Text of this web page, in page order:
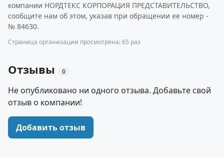
компании НОРДТЕКС КОРПОРАЦИЯ ПРЕДСТАВИТЕЛЬСТВО,
сообщите нам об этом, указав при обращении ее номер -
№ 84630.
Страница организации просмотрена: 65 раз
Отзывы 0
Не опубликовано ни одного отзыва. Добавьте свой
отзыв о компании!
Добавить отзыв